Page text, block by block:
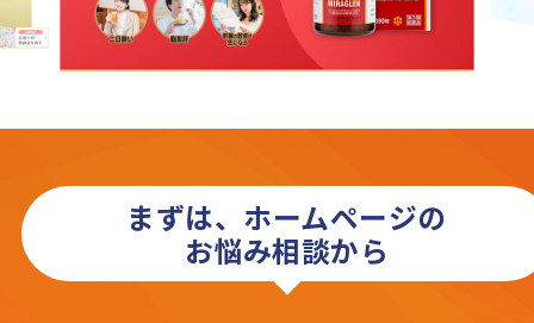
まずは、ホームページの
お悩み相談から